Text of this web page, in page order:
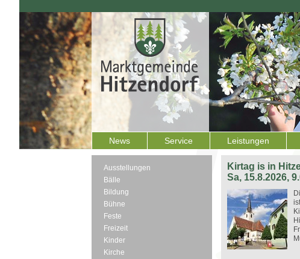
News Service Leistungen
Ausstellungen
Bälle
Bildung
Bühne
Feste
Freizeit
Kinder
Kirche
Kirtag is in
Sa, 15.8.2026,